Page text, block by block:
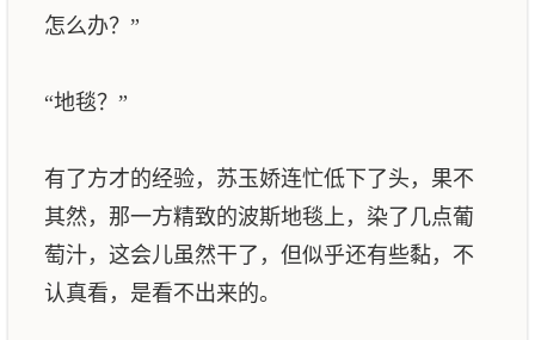
怎么办？”
“地毯？”
有了方才的经验，苏玉娇连忙低下了头，果不
其然，那一方精致的波斯地毯上，染了几点葡
萄汁，这会儿虽然干了，但似乎还有些黏，不
认真看，是看不出来的。